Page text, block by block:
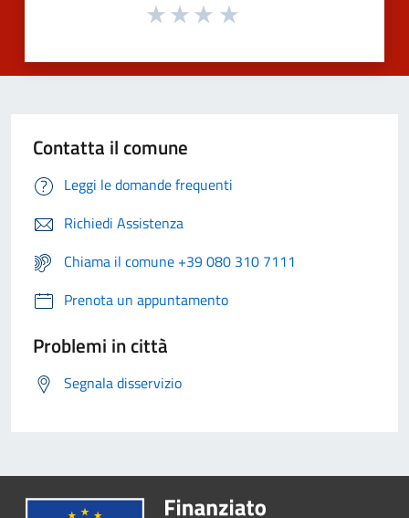
Contatta il comune
Leggi le domande frequenti
Richiedi Assistenza
Chiama il comune +39 080 310 7111
Prenota un appuntamento
Problemi in città
Segnala disservizio